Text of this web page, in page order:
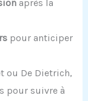
après la
pour anticiper
ou De Dietrich,
pour suivre à